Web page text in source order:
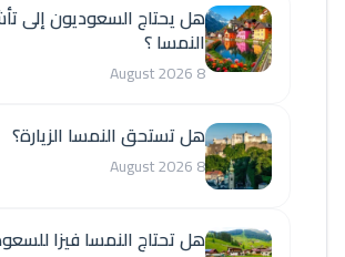
هل يحتاج السعوديون إلى
النمسا ؟
8 August 2026
هل تستحق النمسا الزيارة؟
8 August 2026
هل تحتاج النمسا فيزا